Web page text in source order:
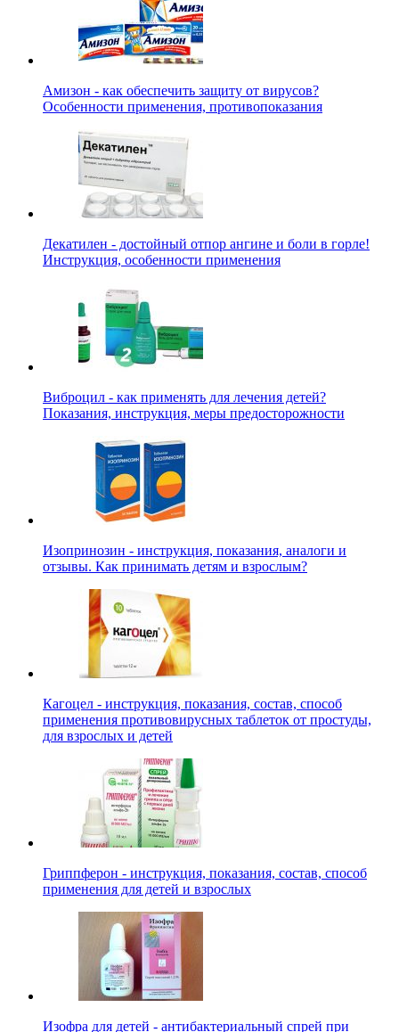
Амизон - как обеспечить защиту от вирусов?
Особенности применения, противопоказания
Декатилен - достойный отпор ангине и боли в горле!
Инструкция, особенности применения
Виброцил - как применять для лечения детей?
Показания, инструкция, меры предосторожности
Изопринозин - инструкция, показания, аналоги и
отзывы. Как принимать детям и взрослым?
Кагоцел - инструкция, показания, состав, способ
применения противовирусных таблеток от простуды,
для взрослых и детей
Гриппферон - инструкция, показания, состав, способ
применения для детей и взрослых
Изофра для детей - антибактериальный спрей при